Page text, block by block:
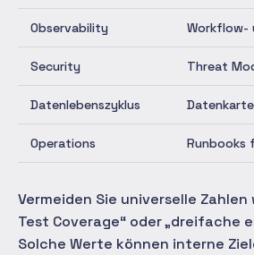
Observability Workflow-
Security Threat
Datenlebenszyklus
Operations Runbooks
Vermeiden Sie universelle Zahlen
Test Coverage“ oder „dreifache
Solche Werte können interne